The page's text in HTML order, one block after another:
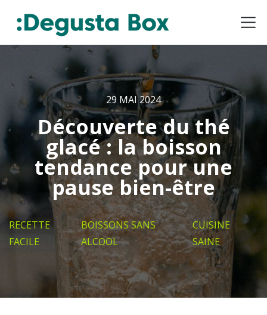
29 MAI 2024
Découverte du thé
glacé : la boisson
tendance pour une
pause bien-être
RECETTE
FACILE
BOISSONS SANS
ALCOOL
CUISINE
SAINE